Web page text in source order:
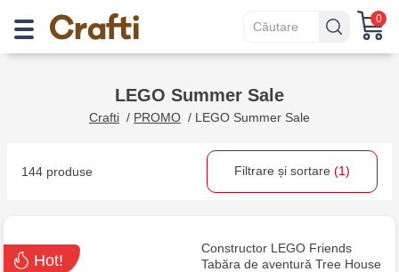
0
LEGO Summer Sale
Crafti / PROMO / LEGO Summer Sale
144 produse Filtrare și sortare (1)
Hot!
Constructor LEGO Friends
Tabăra de aventură Tree House